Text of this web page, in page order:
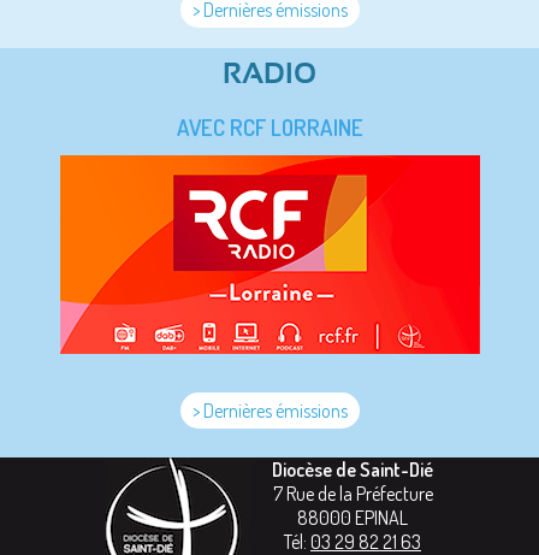
> Dernières émissions
RADIO
AVEC RCF LORRAINE
> Dernières émissions
Diocèse de Saint-Dié
7 Rue de la Préfecture
88000 EPINAL
Tél: 03 29 82 21 63